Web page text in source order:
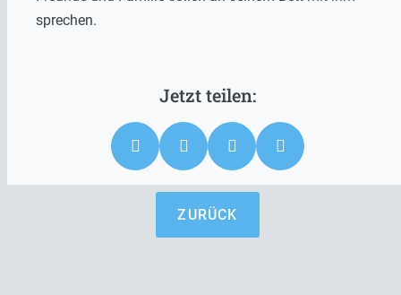
sprechen.
ZURÜCK